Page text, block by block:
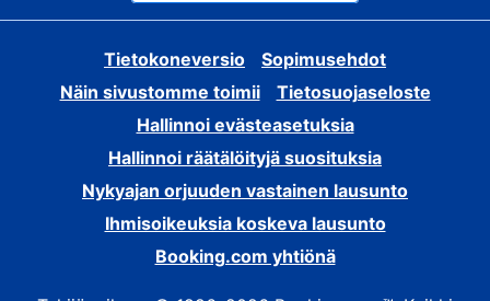
Tietokoneversio
Sopimusehdot
Näin sivustomme toimii
Tietosuojaseloste
Hallinnoi evästeasetuksia
Hallinnoi räätälöityjä suosituksia
Nykyajan orjuuden vastainen lausunto
Ihmisoikeuksia koskeva lausunto
Booking.com yhtiönä